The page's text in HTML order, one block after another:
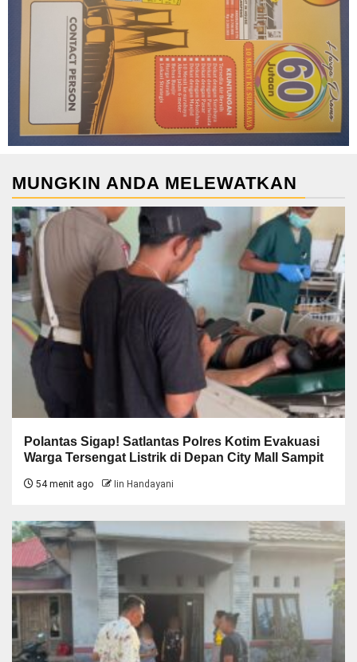
MUNGKIN ANDA MELEWATKAN
Polantas Sigap! Satlantas Polres Kotim Evakuasi
Warga Tersengat Listrik di Depan City Mall Sampit
54 menit ago Iin Handayani